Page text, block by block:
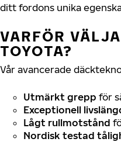
ditt fordons unika
VARFÖR
TOYOTA?
Vår avancerade
Utmärkt grepp för
Exceptionell
Lågt rullmotstånd
Nordisk testad